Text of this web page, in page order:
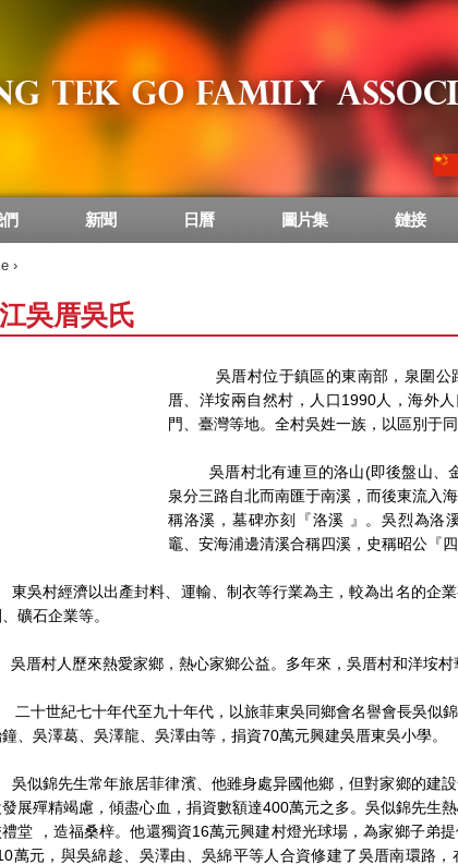
›
吳厝吳氏
吳厝村位于鎮區的東南部，泉圍公
厝、洋垵兩自然村，人口1990人，海外
門、臺灣等地。全村吳姓一族，以區別于
吳厝村北有連亘的洛山(即後盤山、金
泉分三路自北而南匯于南溪，而後東流入
稱洛溪，墓碑亦刻『洛溪 』。吳烈為洛
竈、安海浦邊清溪合稱四溪，史稱昭公『四
村經濟以出產封料、運輸、制衣等行業為主，較為出名的企業
礦石企業等。
村人歷來熱愛家鄉，熱心家鄉公益。多年來，吳厝村和洋垵村
世紀七十年代至九十年代，以旅菲東吳同鄉會名譽會長吳似錦
、吳澤葛、吳澤龍、吳澤由等，捐資70萬元興建吳厝東吳小學。
錦先生常年旅居菲律濱、他雖身處异國他鄉，但對家鄉的建設
展殫精竭慮，傾盡心血，捐資數額達400萬元之多。吳似錦先生
堂 ，造福桑梓。他還獨資16萬元興建村燈光球場，為家鄉子弟
萬元，與吳綿趁、吳澤由、吳綿平等人合資修建了吳厝南環路
新聞 日曆 圖片集 鏈接